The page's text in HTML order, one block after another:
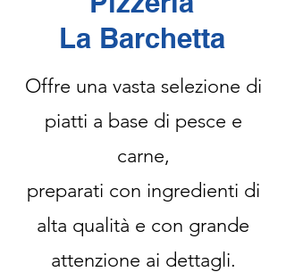
La Barchetta
Offre una vasta selezione di
piatti a base di pesce e
carne,
preparati con ingredienti di
alta qualità e con grande
attenzione ai dettagli.